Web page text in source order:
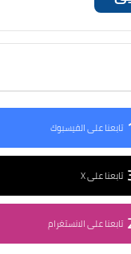
تابعنا على الفيسبوك
تابعنا على X
تابعنا على الانستغرام